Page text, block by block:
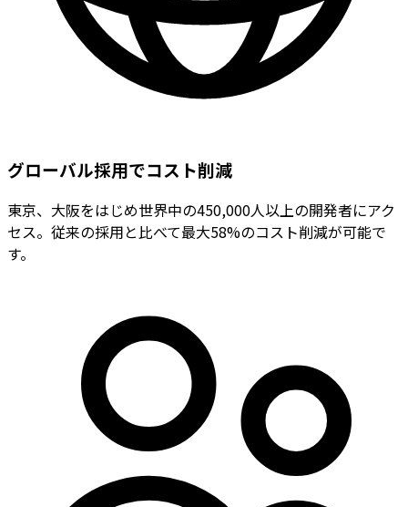
グローバル採用でコスト削減
東京、大阪をはじめ世界中の450,000人以上の開発者にアク
セス。従来の採用と比べて最大58%のコスト削減が可能で
す。